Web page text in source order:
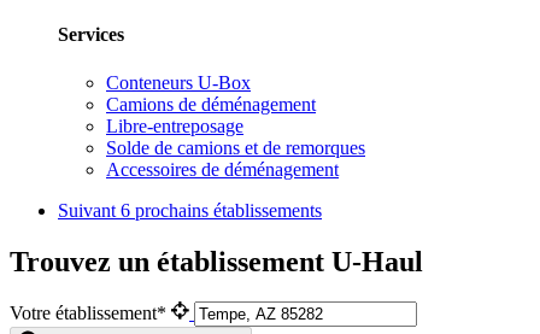
Services
Conteneurs U-Box
Camions de déménagement
Libre-entreposage
Solde de camions et de remorques
Accessoires de déménagement
Suivant 6 prochains établissements
Trouvez un établissement U-Haul
Votre établissement*